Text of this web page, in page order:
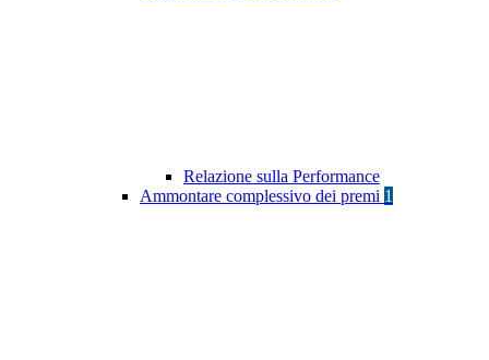
Relazione sulla Performance
Ammontare complessivo dei premi 1